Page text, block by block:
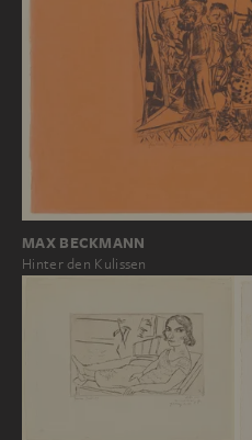
MAX BECKMANN
Hinter den Kulissen